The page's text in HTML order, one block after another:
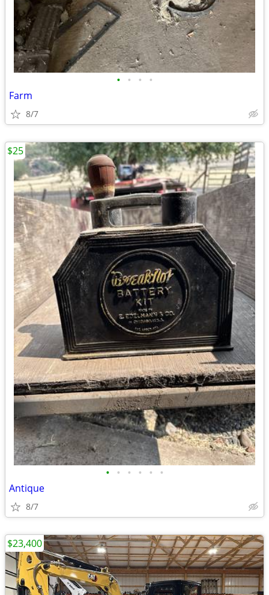
• • • •
Farm
8/7
• • • • • •
Antique
8/7
$25
$23,400